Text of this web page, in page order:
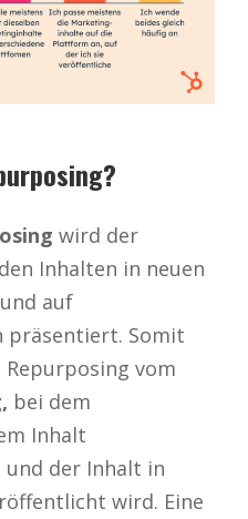
wird der
Inhalten in neuen
auf
präsentiert. Somit
vom
bei dem
Inhalt
der Inhalt in
wird. Eine